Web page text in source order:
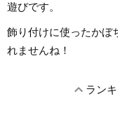
遊びです。
飾り付けに使ったかぼ
れませんね！
expand_lessラン